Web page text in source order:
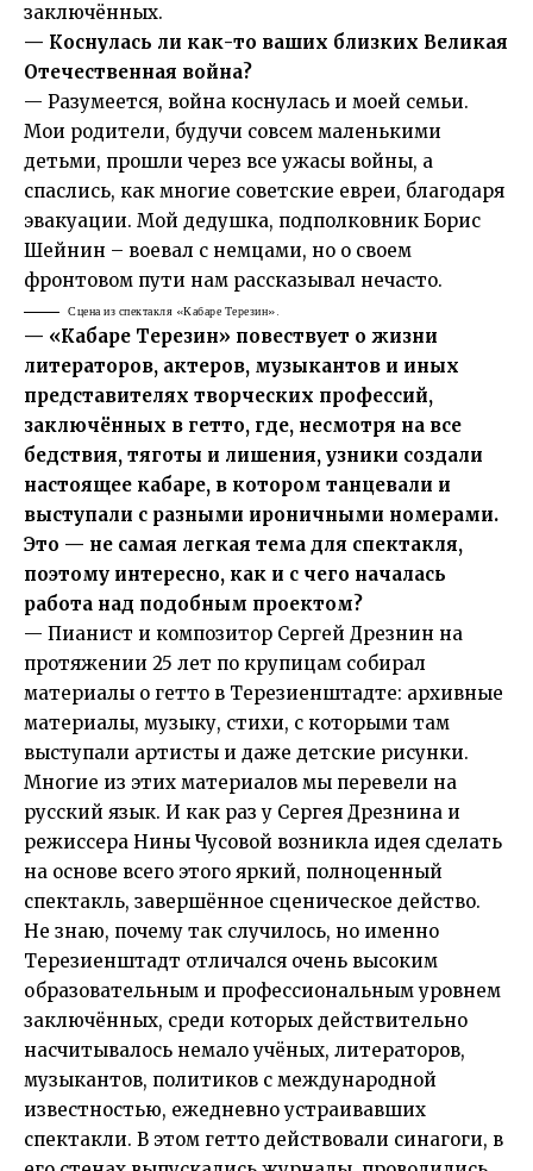
заключённых.
— Коснулась ли как-то ваших близких Великая
Отечественная война?
— Разумеется, война коснулась и моей семьи.
Мои родители, будучи совсем маленькими
детьми, прошли через все ужасы войны, а
спаслись, как многие советские евреи, благодаря
эвакуации. Мой дедушка, подполковник Борис
Шейнин – воевал с немцами, но о своем
фронтовом пути нам рассказывал нечасто.
Сцена из спектакля «Кабаре Терезин».
— «Кабаре Терезин» повествует о жизни
литераторов, актеров, музыкантов и иных
представителях творческих профессий,
заключённых в гетто, где, несмотря на все
бедствия, тяготы и лишения, узники создали
настоящее кабаре, в котором танцевали и
выступали с разными ироничными номерами.
Это — не самая легкая тема для спектакля,
поэтому интересно, как и с чего началась
работа над подобным проектом?
— Пианист и композитор Сергей Дрезнин на
протяжении 25 лет по крупицам собирал
материалы о гетто в Терезиенштадте: архивные
материалы, музыку, стихи, с которыми там
выступали артисты и даже детские рисунки.
Многие из этих материалов мы перевели на
русский язык. И как раз у Сергея Дрезнина и
режиссера Нины Чусовой возникла идея сделать
на основе всего этого яркий, полноценный
спектакль, завершённое сценическое действо.
Не знаю, почему так случилось, но именно
Терезиенштадт отличался очень высоким
образовательным и профессиональным уровнем
заключённых, среди которых действительно
насчитывалось немало учёных, литераторов,
музыкантов, политиков с международной
известностью, ежедневно устраивавших
спектакли. В этом гетто действовали синагоги, в